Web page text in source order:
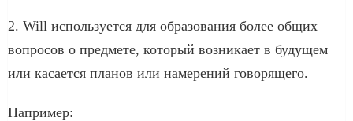
2. Will используется для образования более общих
вопросов о предмете, который возникает в будущем
или касается планов или намерений говорящего.
Например: